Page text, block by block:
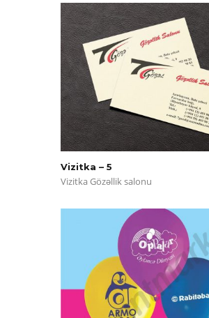
Vizitka – 5
Vizitka Gözəllik salonu